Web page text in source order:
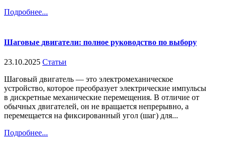
Подробнее...
Шаговые двигатели: полное руководство по выбору
23.10.2025 Статьи
Шаговый двигатель — это электромеханическое
устройство, которое преобразует электрические импульсы
в дискретные механические перемещения. В отличие от
обычных двигателей, он не вращается непрерывно, а
перемещается на фиксированный угол (шаг) для...
Подробнее...